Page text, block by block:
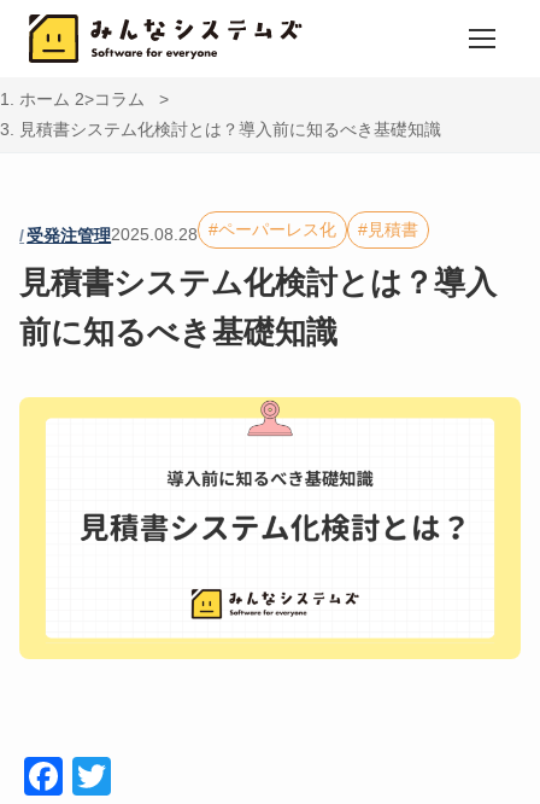
ホーム
コラム
見積書システム化検討とは？導入前に知るべき基礎知識
受発注管理2025.08.28 ペーパーレス化 見積書
見積書システム化検討とは？導入
前に知るべき基礎知識
Face